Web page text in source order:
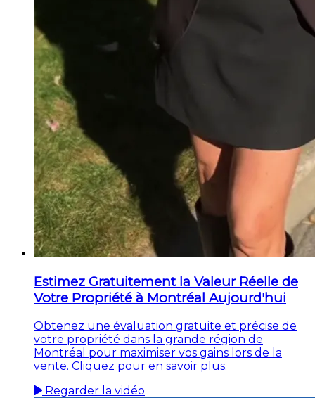
Estimez Gratuitement la Valeur Réelle de
Votre Propriété à Montréal Aujourd'hui
Obtenez une évaluation gratuite et précise de
votre propriété dans la grande région de
Montréal pour maximiser vos gains lors de la
vente. Cliquez pour en savoir plus.
Regarder la vidéo